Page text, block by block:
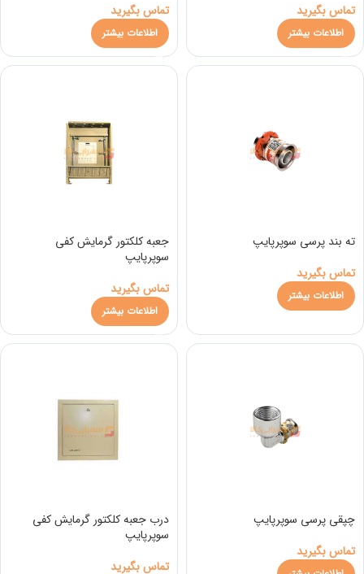
تماس بگیرید
اطلاعات بیشتر
تماس بگیرید
اطلاعات بیشتر
ته بند پرسی سوپرپایپ
تماس بگیرید
اطلاعات بیشتر
جعبه كلكتور گرمايش كفی
سوپرپایپ
تماس بگیرید
اطلاعات بیشتر
چپقی پرسی سوپرپایپ
تماس بگیرید
درب جعبه كلكتور گرمايش كفی
سوپرپایپ
تماس بگیرید